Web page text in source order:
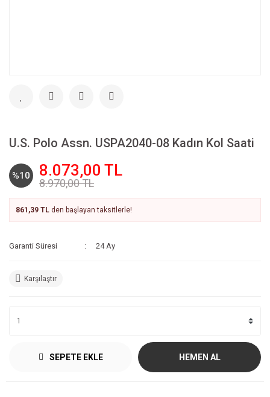
U.S. Polo Assn. USPA2040-08 Kadın Kol Saati
%10 8.073,00 TL
8.970,00 TL
861,39 TL den başlayan taksitlerle!
Garanti Süresi 24 Ay
Karşılaştır
SEPETE EKLE HEMEN AL